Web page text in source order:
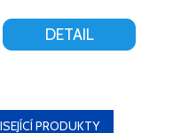
DETAIL
PRODUKTY